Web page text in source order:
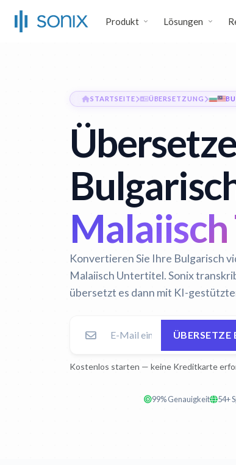
Produkt Lösungen
STARTSEITE ÜBERSETZUNG
Malaiisch
Konvertieren Sie Ihre Bulgarisch
Malaiisch Untertitel. Sonix
übersetzt es dann mit KI-
ÜBERSETZE
Kostenlos starten — keine Kreditkarte
99% Genauigkeit 54+